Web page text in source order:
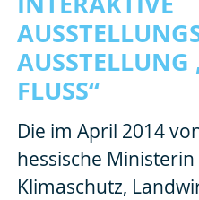
FLUSS“
Die im April 2014
hessische
Klimaschutz,